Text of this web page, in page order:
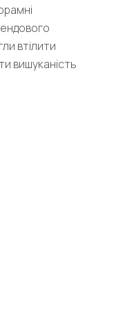
втілити
вишуканість